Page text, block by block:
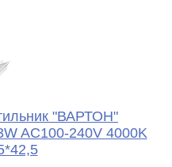
"ВАРТОН"
AC100-240V 4000K